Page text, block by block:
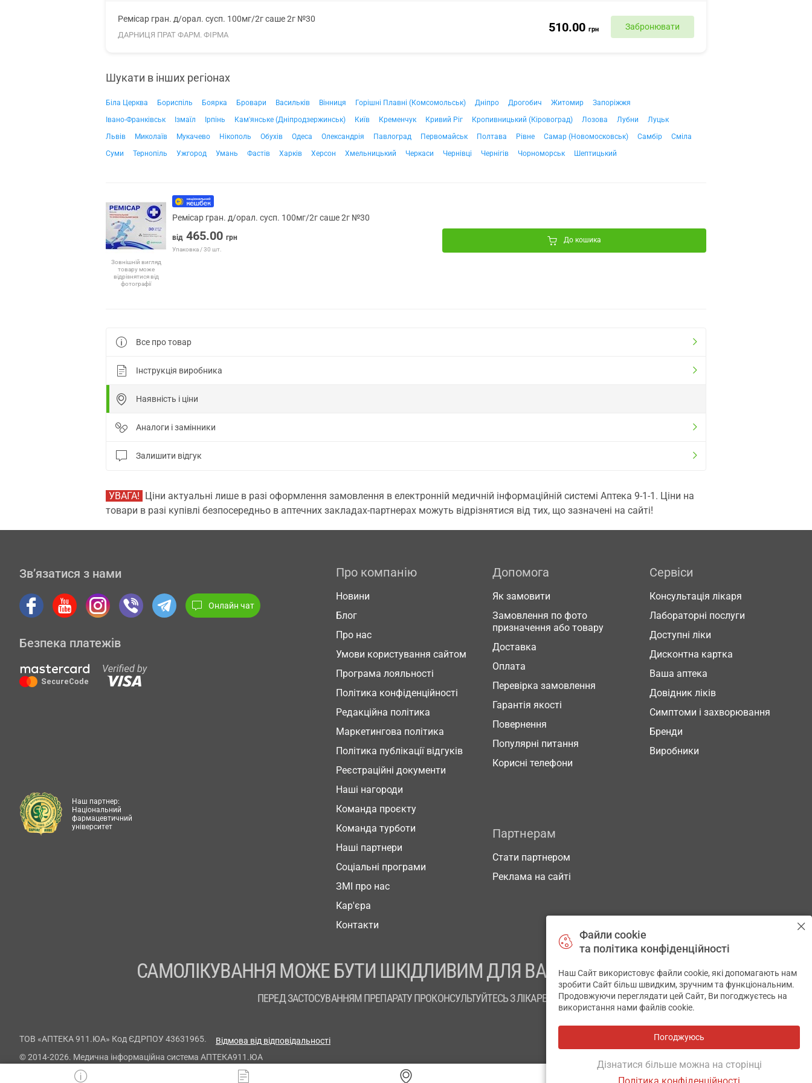
Ремісар гран. д/орал. сусп. 100мг/2г саше 2г №30
ДАРНИЦЯ ПРАТ ФАРМ. ФІРМА
510.00 грн Забронювати
Шукати в інших регіонах
Біла Церква Бориспіль Боярка Бровари Васильків Вінниця Горішні Плавні (Комсомольськ) Дніпро Дрогобич Житомир
Запоріжжя
Івано-Франківськ
Ізмаїл Ірпінь Кам'янське (Дніпродзержинськ) Київ Кременчук Кривий Ріг Кропивницький (Кіровоград) Лозова Лубни
Луцьк
Львів
Миколаїв Мукачево Нікополь Обухів Одеса Олександрія Павлоград Первомайськ Полтава Рівне Самар (Новомосковськ) Самбір
Сміла
Суми
Тернопіль Ужгород Умань Фастів Харків Херсон Хмельницький Черкаси Чернівці Чернігів Чорноморськ Шептицький
Зовнішній вигляд
товару може
відрізнятися від
фотографії
Ремісар гран. д/орал. сусп. 100мг/2г саше 2г №30
від 465.00 грн
Упаковка / 30 шт.
До кошика
Все про товар
Інструкція виробника
Наявність і ціни
Аналоги і замінники
Залишити відгук
УВАГА! Ціни актуальні лише в разі оформлення замовлення в електронній медичній інформаційній системі Аптека 9-1-1. Ціни на
товари в разі купівлі безпосередньо в аптечних закладах-партнерах можуть відрізнятися від тих, що зазначені на сайті!
Зв’язатися з нами
Онлайн чат
Безпека платежів
Про компанію
Новини
Блог
Про нас
Умови користування сайтом
Програма лояльності
Політика конфіденційності
Редакційна політика
Маркетингова політика
Політика публікації відгуків
Реєстраційні документи
Наші нагороди
Команда проєкту
Команда турботи
Наші партнери
Соціальні програми
ЗМІ про нас
Кар'єра
Контакти
Допомога
Як замовити
Замовлення по фото
призначення або товару
Доставка
Оплата
Перевірка замовлення
Гарантія якості
Повернення
Популярні питання
Корисні телефони
Сервіси
Консультація лікаря
Лабораторні послуги
Доступні ліки
Дисконтна картка
Ваша аптека
Довідник ліків
Симптоми і захворювання
Бренди
Виробники
Партнерам
Стати партнером
Реклама на сайті
Наш партнер:
Національний
фармацевтичний
університет
САМОЛІКУВАННЯ МОЖЕ БУТИ ШКІДЛИВИМ ДЛЯ ВАШОГО ЗДОРОВ’Я
ПЕРЕД ЗАСТОСУВАННЯМ ПРЕПАРАТУ ПРОКОНСУЛЬТУЙТЕСЬ З ЛІКАРЕМ
ТОВ «АПТЕКА 911.ЮА» Код ЄДРПОУ 43631965.
Відмова від відповідальності
© 2014-2026. Медична інформаційна система АПТЕКА911.ЮА
Файли cookie
та політика конфіденційності
Наш Сайт використовує файли cookie, які допомагають нам
зробити Сайт більш швидким, зручним та функціональним.
Продовжуючи переглядати цей Сайт, Ви погоджуєтесь на
використання нами файлів cookie.
Погоджуюсь
Дізнатися більше можна на сторінці
✕